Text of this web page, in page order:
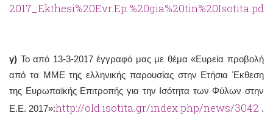
2017_Ekthesi%20Evr.Ep.%20gia%20tin%20Isotita.pdf
γ) Το από 13-3-2017 έγγραφό μας με θέμα «Ευρεία προβολή
από τα ΜΜΕ της ελληνικής παρουσίας στην Ετήσια Έκθεση
της Ευρωπαϊκής Επιτροπής για την Ισότητα των Φύλων στην
Ε.Ε. 2017»:http://old.isotita.gr/index.php/news/3042 .